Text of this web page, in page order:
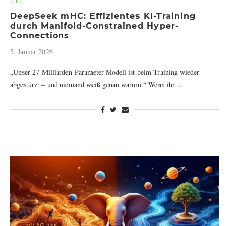
DeepSeek mHC: Effizientes KI-Training
durch Manifold-Constrained Hyper-
Connections
5. Januar 2026
„Unser 27-Milliarden-Parameter-Modell ist beim Training wieder
abgestürzt – und niemand weiß genau warum.“ Wenn ihr…